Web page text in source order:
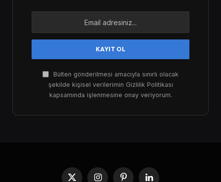
Bülten gönderilmesi amacıyla sınırlı olacak
şekilde kişisel verilerimin Gizlilik Politikası
kapsamında işlenmesine onay veriyorum.